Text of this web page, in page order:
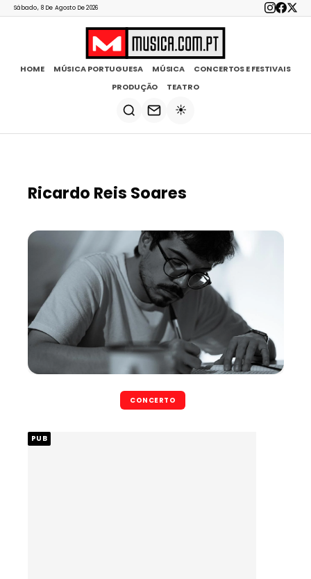
Sábado, 8 De Agosto De 2026
HOME MÚSICA PORTUGUESA MÚSICA
CONCERTOS E FESTIVAIS
PRODUÇÃO
TEATRO
☀️
Ricardo Reis Soares
CONCERTO
PUB